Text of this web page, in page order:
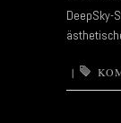
DeepSky-
|